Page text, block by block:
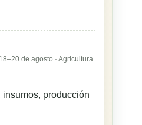
de agosto · Agricultura
producción